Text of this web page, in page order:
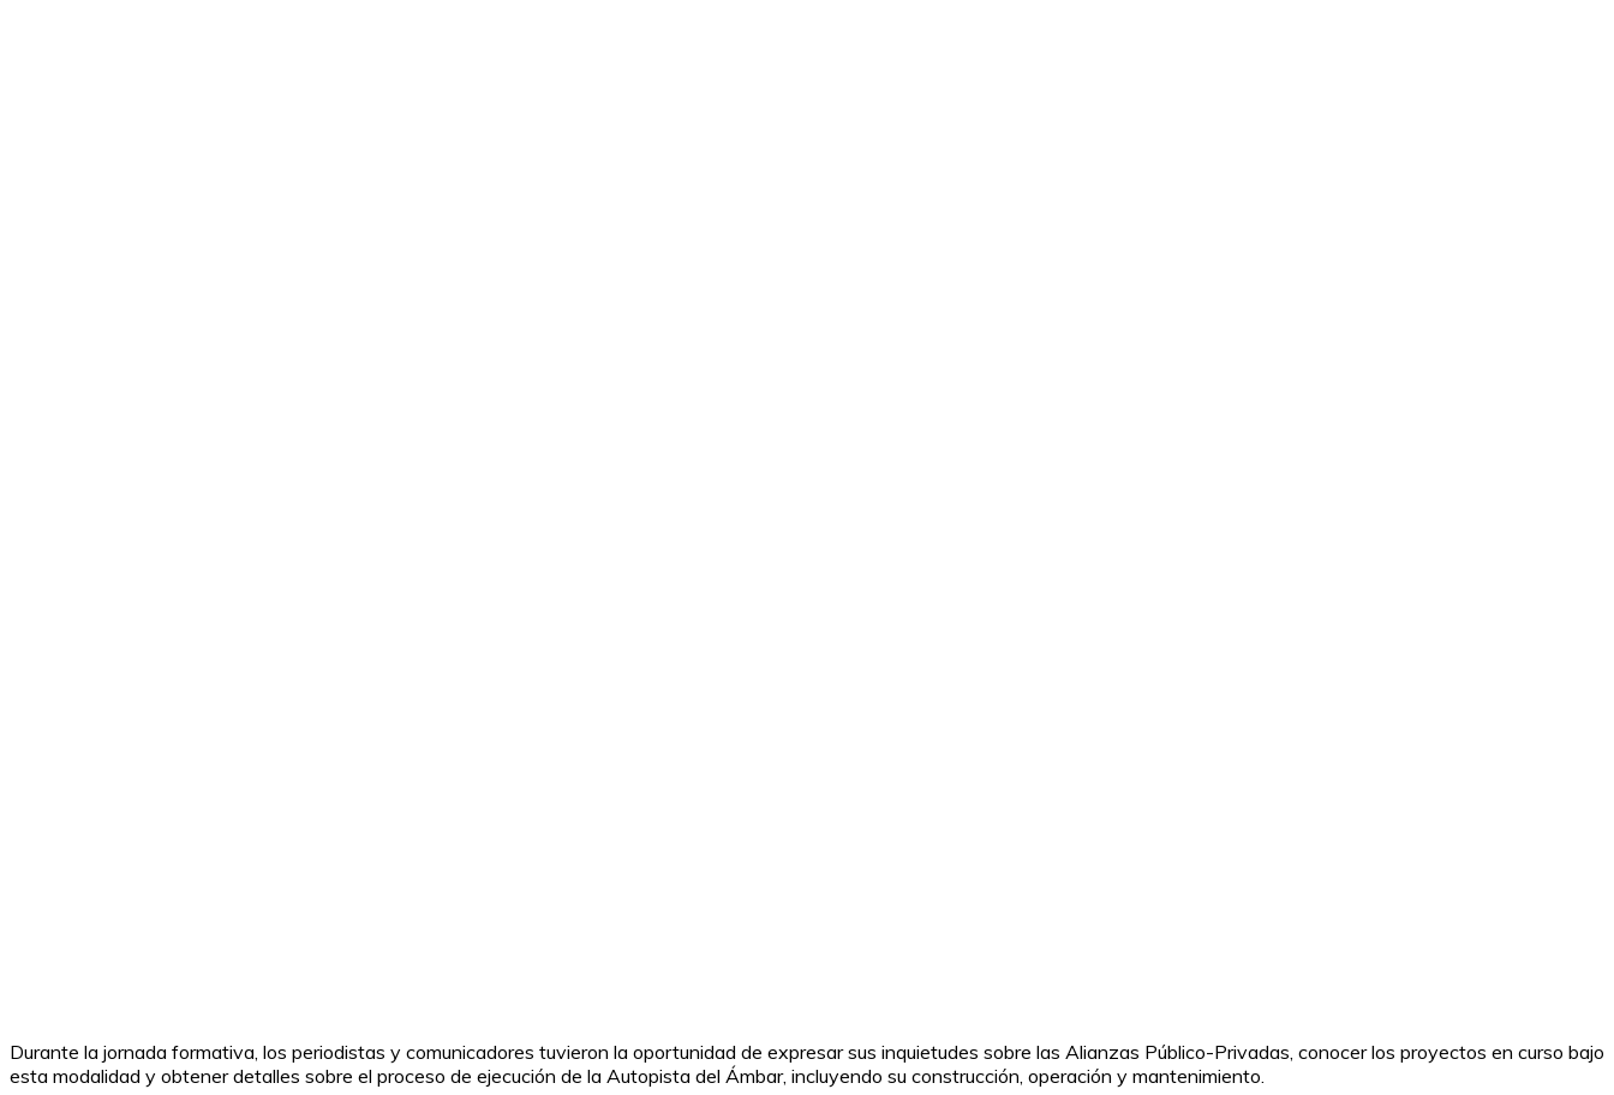
Durante la jornada formativa, los periodistas y comunicadores tuvieron la oportunidad de expresar sus inquietudes sobre las Alianzas Público-Privadas, conocer los proyectos en curso bajo
esta modalidad y obtener detalles sobre el proceso de ejecución de la Autopista del Ámbar, incluyendo su construcción, operación y mantenimiento.